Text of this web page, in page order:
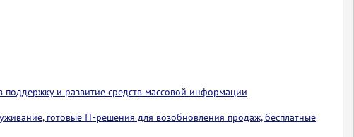
и развитие средств массовой информации
готовые IT-решения для возобновления продаж, бесплатные